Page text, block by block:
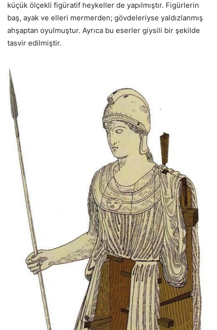
küçük ölçekli figüratif heykeller de yapılmıştır. Figürlerin
baş, ayak ve elleri mermerden; gövdeleriyse yaldızlanmış
ahşaptan oyulmuştur. Ayrıca bu eserler giysili bir şekilde
tasvir edilmiştir.